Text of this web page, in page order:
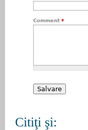
Comment *
Citiţi şi: